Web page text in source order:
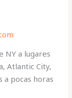
NY a lugares
Atlantic City,
pocas horas